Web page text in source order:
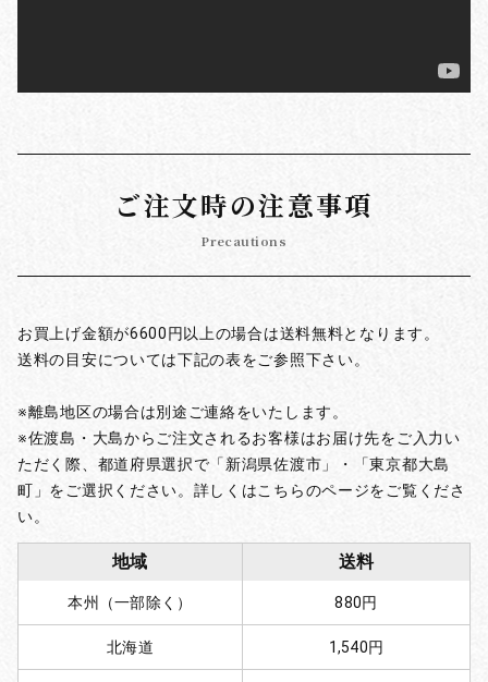
ご注文時の注意事項
Precautions
お買上げ金額が6600円以上の場合は送料無料となります。
送料の目安については下記の表をご参照下さい。
※離島地区の場合は別途ご連絡をいたします。
※佐渡島・大島からご注文されるお客様はお届け先をご入力い
ただく際、都道府県選択で「新潟県佐渡市」・「東京都大島
町」をご選択ください。詳しくはこちらのページをご覧くださ
い。
地域 送料
本州（一部除く） 880円
北海道 1,540円